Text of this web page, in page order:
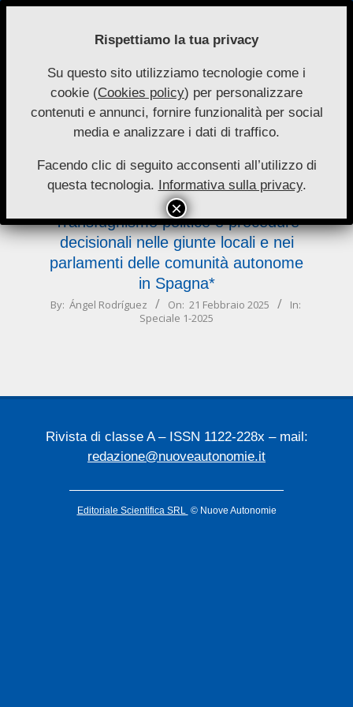
Skip
Nuove
Autonomie
Primary
Navigation
Menu
Transfughismo politico e procedure
decisionali nelle giunte locali e nei
parlamenti delle comunità autonome
in Spagna*
2025-
By: Ángel Rodríguez On: 21 Febbraio 2025
In:
Speciale 1-2025
Rivista di classe A – ISSN 1122-228x – mail:
redazione@nuoveautonomie.it
Editoriale Scientifica SRL © Nuove Autonomie
Rispettiamo la tua privacy
Su questo sito utilizziamo tecnologie come i
cookie (Cookies policy) per personalizzare
contenuti e annunci, fornire funzionalità per social
media e analizzare i dati di traffico.
Facendo clic di seguito acconsenti all’utilizzo di
questa tecnologia. Informativa sulla privacy.